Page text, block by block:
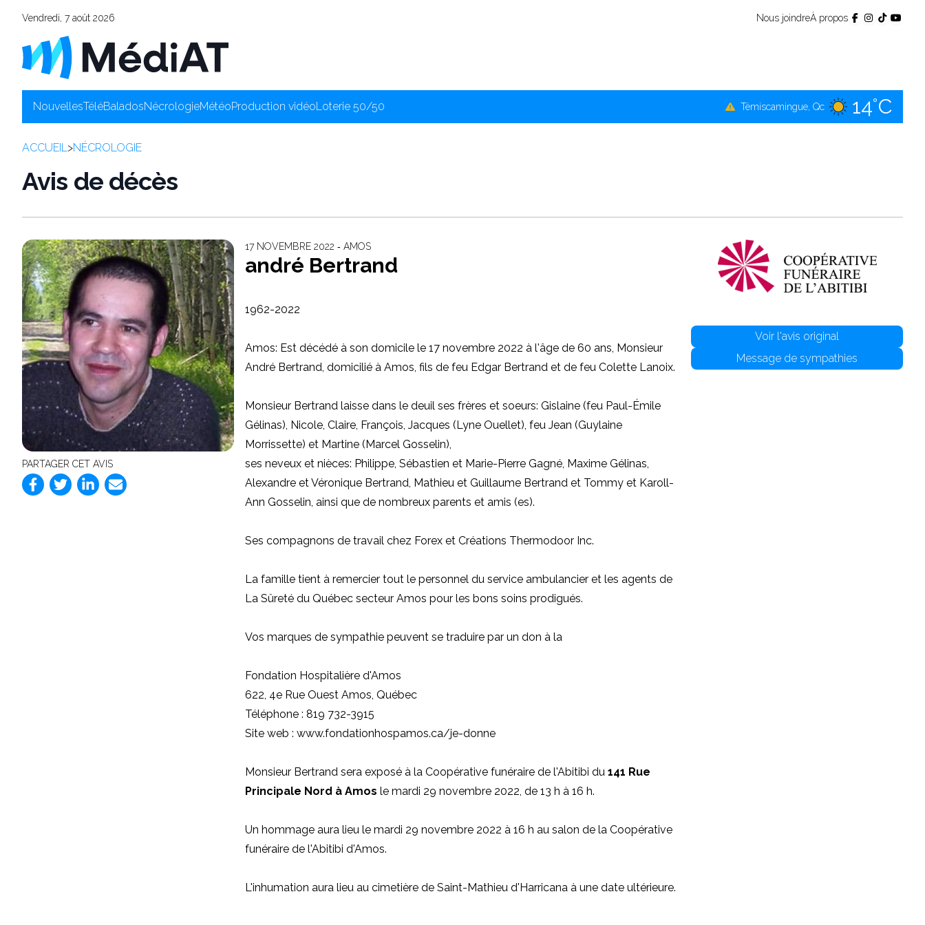
Vendredi, 7 août 2026 Nous joindreÀ propos
NouvellesTéléBaladosNécrologieMétéoProduction vidéoLoterie 50/50 Témiscamingue, Qc 14°C
Amos, Qc 15°C
ACCUEIL>NÉCROLOGIE
Avis de décès
PARTAGER CET AVIS
17 NOVEMBRE 2022 ‐ AMOS
andré Bertrand
1962-2022
Amos: Est décédé à son domicile le 17 novembre 2022 à l'âge de 60 ans, Monsieur
André Bertrand, domicilié à Amos, fils de feu Edgar Bertrand et de feu Colette Lanoix.
Monsieur Bertrand laisse dans le deuil ses frères et soeurs: Gislaine (feu Paul-Émile
Gélinas), Nicole, Claire, François, Jacques (Lyne Ouellet), feu Jean (Guylaine
Morrissette) et Martine (Marcel Gosselin),
ses neveux et nièces: Philippe, Sébastien et Marie-Pierre Gagné, Maxime Gélinas,
Alexandre et Véronique Bertrand, Mathieu et Guillaume Bertrand et Tommy et Karoll-
Ann Gosselin, ainsi que de nombreux parents et amis (es).
Ses compagnons de travail chez Forex et Créations Thermodoor Inc.
La famille tient à remercier tout le personnel du service ambulancier et les agents de
La Sûreté du Québec secteur Amos pour les bons soins prodigués.
Vos marques de sympathie peuvent se traduire par un don à la
Fondation Hospitalière d'Amos
622, 4e Rue Ouest Amos, Québec
Téléphone : 819 732-3915
Site web : www.fondationhospamos.ca/je-donne
Monsieur Bertrand sera exposé à la Coopérative funéraire de l'Abitibi du 141 Rue
Principale Nord à Amos le mardi 29 novembre 2022, de 13 h à 16 h.
Un hommage aura lieu le mardi 29 novembre 2022 à 16 h au salon de la Coopérative
funéraire de l'Abitibi d'Amos.
L'inhumation aura lieu au cimetière de Saint-Mathieu d'Harricana à une date ultérieure.
Voir l'avis original
Message de sympathies